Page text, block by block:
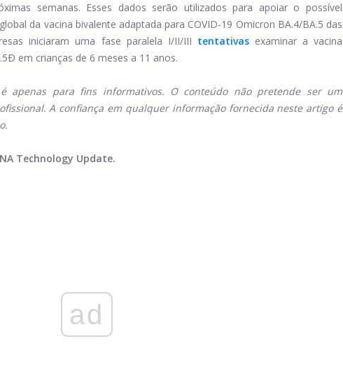
semanas. Esses dados serão utilizados para apoiar o possível
da vacina bivalente adaptada para COVID-19 Omicron BA.4/BA.5 das
iniciaram uma fase paralela I/II/III tentativas examinar a vacina
em crianças de 6 meses a 11 anos.
apenas para fins informativos. O conteúdo não pretende ser um
A confiança em qualquer informação fornecida neste artigo é
Technology Update.
ad